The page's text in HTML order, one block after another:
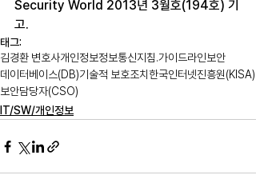
Security World 2013년 3월호(194호) 기
고.
태그:
김경환 변호사개인정보정보통신지침.가이드라인보안
데이터베이스(DB)기술적 보호조치 한국인터넷진흥원(KISA)
보안담당자(CSO)
IT/SW/개인정보